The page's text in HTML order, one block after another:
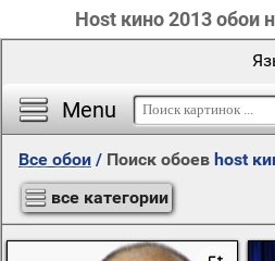
Host кино 2013 обои
Menu
Все обои / Поиск обоев host
все категории